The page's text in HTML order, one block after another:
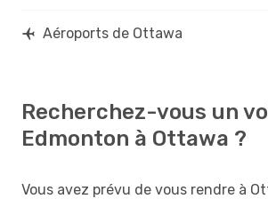
Aéroports de Ottawa
Recherchez-vous un
Edmonton à Ottawa ?
Vous avez prévu de vous rendre à